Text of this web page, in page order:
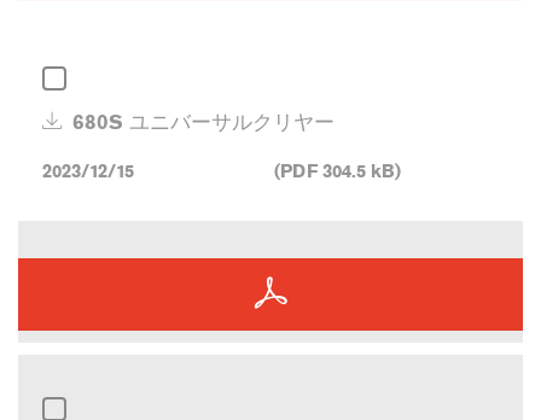
680S ユニバーサルクリヤー
2023/12/15 (PDF 304.5 kB)